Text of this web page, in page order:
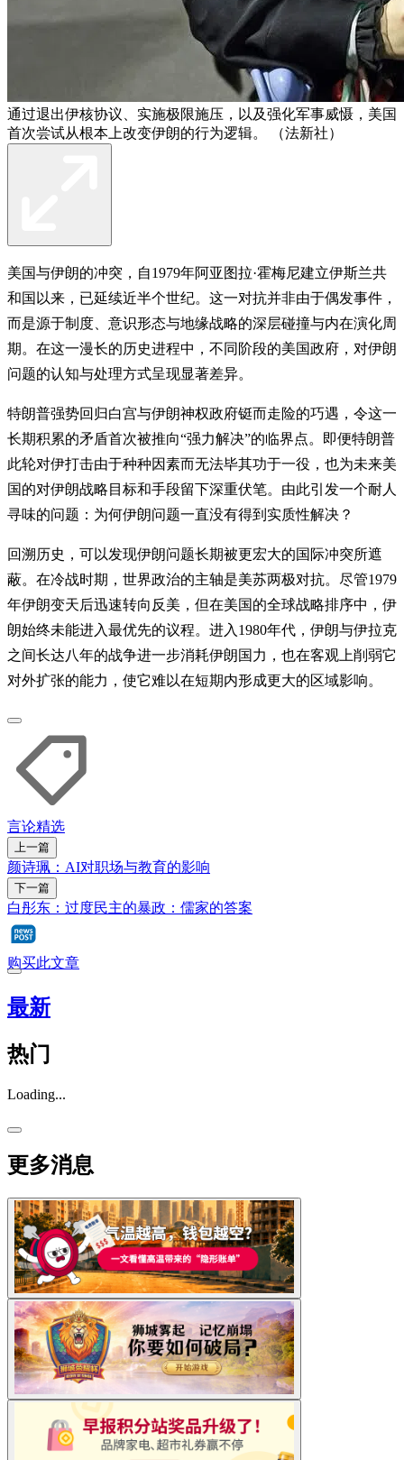
通过退出伊核协议、实施极限施压，以及强化军事威慑，美国
首次尝试从根本上改变伊朗的行为逻辑。 （法新社）
美国与伊朗的冲突，自1979年阿亚图拉·霍梅尼建立伊斯兰共
和国以来，已延续近半个世纪。这一对抗并非由于偶发事件，
而是源于制度、意识形态与地缘战略的深层碰撞与内在演化周
期。在这一漫长的历史进程中，不同阶段的美国政府，对伊朗
问题的认知与处理方式呈现显著差异。
特朗普强势回归白宫与伊朗神权政府铤而走险的巧遇，令这一
长期积累的矛盾首次被推向“强力解决”的临界点。即便特朗普
此轮对伊打击由于种种因素而无法毕其功于一役，也为未来美
国的对伊朗战略目标和手段留下深重伏笔。由此引发一个耐人
寻味的问题：为何伊朗问题一直没有得到实质性解决？
回溯历史，可以发现伊朗问题长期被更宏大的国际冲突所遮
蔽。在冷战时期，世界政治的主轴是美苏两极对抗。尽管1979
年伊朗变天后迅速转向反美，但在美国的全球战略排序中，伊
朗始终未能进入最优先的议程。进入1980年代，伊朗与伊拉克
之间长达八年的战争进一步消耗伊朗国力，也在客观上削弱它
对外扩张的能力，使它难以在短期内形成更大的区域影响。
言论精选
上一篇
颜诗珮：AI对职场与教育的影响
下一篇
白彤东：过度民主的暴政：儒家的答案
购买此文章
最新
热门
Loading...
更多消息